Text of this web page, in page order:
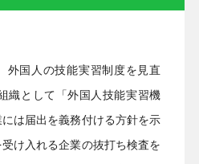
外国人の技能実習制度を見直
織として「外国人技能実習機
は届出を義務付ける方針を示
け入れる企業の抜打ち検査を